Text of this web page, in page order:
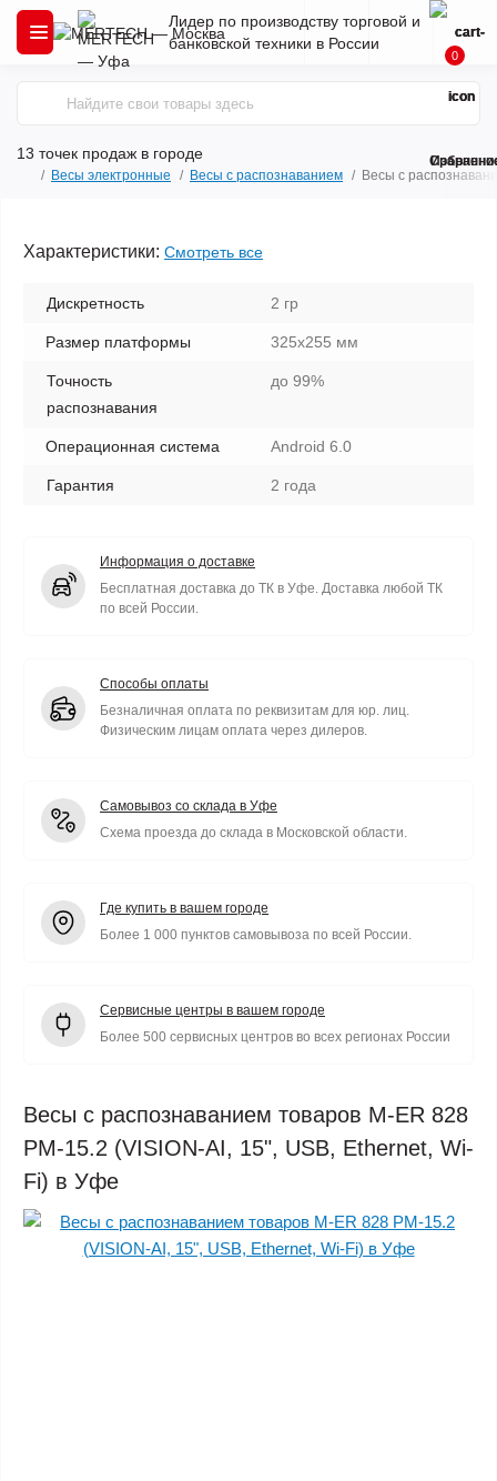
Лидер по производству торговой и
банковской техники в России
13 точек продаж в городе
0
Весы электронные Весы с распознаванием Весы с
Характеристики: Смотреть все
Дискретность 2 гр
Размер платформы 325х255 мм
Точность
распознавания
до 99%
Операционная система Android 6.0
Гарантия 2 года
Информация о доставке
Бесплатная доставка до ТК в Уфе. Доставка любой ТК
по всей России.
Способы оплаты
Безналичная оплата по реквизитам для юр. лиц.
Физическим лицам оплата через дилеров.
Самовывоз со склада в Уфе
Схема проезда до склада в Московской области.
Где купить в вашем городе
Более 1 000 пунктов самовывоза по всей России.
Сервисные центры в вашем городе
Более 500 сервисных центров во всех регионах России
Весы с распознаванием товаров M-ER 828
PM-15.2 (VISION-AI, 15", USB, Ethernet, Wi-
Fi) в Уфе